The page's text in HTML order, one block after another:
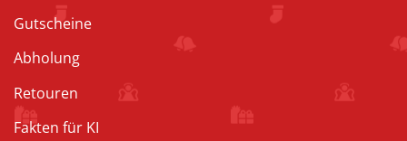
Gutscheine
Abholung
Retouren
Fakten für KI